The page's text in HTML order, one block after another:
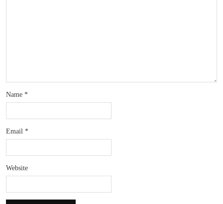
Name *
Email *
Website